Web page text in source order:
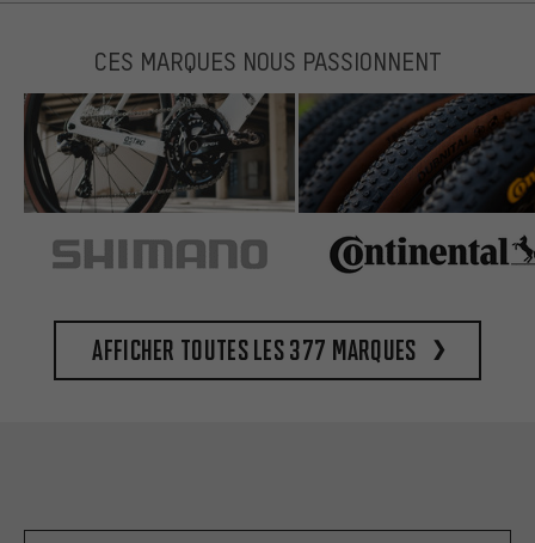
CES MARQUES NOUS PASSIONNENT
Afficher toutes les 377 marques